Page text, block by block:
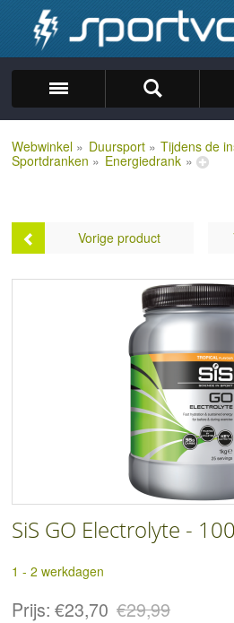
Webwinkel » Duursport» Tijdens de
Sportdranken » Energiedrank »
Vorige product
SiS GO Electrolyte - 500 gram
€12,39
SiS GO Electrolyte -
1 - 2 werkdagen
Prijs: €23,70 €29,99